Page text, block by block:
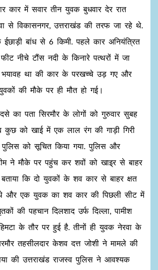
कार में सवार तीन युवक बुधवार देर रात
से विकासनगर, उत्तराखंड की तरफ जा रहे थे.
ईछाड़ी बांध से 6 किमी. पहले कार अनियंत्रित
नीचे टौंस नदी के किनारे पत्‍थरों में जा
भयावह था की कार के परखच्चे उड़ गए और
की मौके पर ही मौत हो गई।
का पता सिरमौर के लोगों को गुरुवार सुबह
को खाई में एक लाल रंग की गाड़ी गिरी
पुलिस को सूचित किया गया. पुलिस और
ने मौके पर पहुंच कर शवों को खाइ्र से बाहर
कि दो युवकों के शव कार से बाहर क्षत
और एक युवक का शव कार की पिछली सीट में
की पहचान दिलशाद उर्फ दिल्ला, पामीश
के तौर पर हुई है. तीनों ही युवक नेरवा के
तहसीलदार केशव दत्त जोशी ने मामले की
की उत्तराखंड राजस्व पुलिस ने आवश्यक